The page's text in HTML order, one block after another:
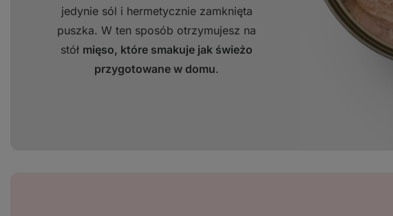
jedynie sól i hermetycznie zamknięta
puszka. W ten sposób otrzymujesz na
stół mięso, które smakuje jak świeżo
przygotowane w domu.